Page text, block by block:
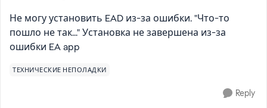
Не могу установить EAD из-за ошибки. "Что-то
пошло не так..." Установка не завершена из-за
ошибки EA app
ТЕХНИЧЕСКИЕ НЕПОЛАДКИ
Reply